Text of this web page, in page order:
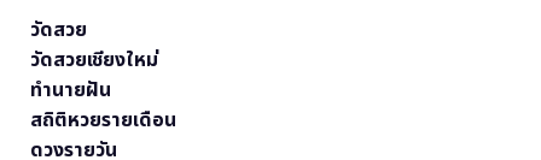
วัดสวย
วัดสวยเชียงใหม่
ทำนายฝัน
สถิติหวยรายเดือน
ดวงรายวัน